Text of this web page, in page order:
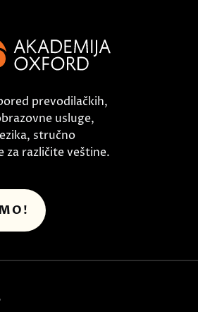
prevodilačkih,
usluge,
stručno
za različite veštine.